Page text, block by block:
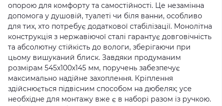
опорою для комфорту та самостійності. Це незамінна
допомога у душовій, туалеті чи біля ванни, особливо
для тих, хто потребує додаткової стабілізації. Монолітна
конструкція з нержавіючої сталі гарантує довговічність
та абсолютну стійкість до вологи, зберігаючи при
цьому вишуканий блиск. Завдяки продуманим
розмірам 545х100х145 мм, поручень забезпечує
максимально надійне захоплення. Кріплення
здійснюється підвісним способом на дюбелях; усе
необхідне для монтажу вже є в наборі разом із ручкою.